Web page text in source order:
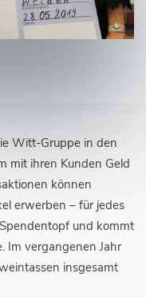
Witt-Gruppe in den
mit ihren Kunden Geld
können
erwerben – für jedes
und kommt
Im vergangenen Jahr
insgesamt